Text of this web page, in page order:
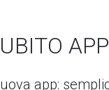
app: